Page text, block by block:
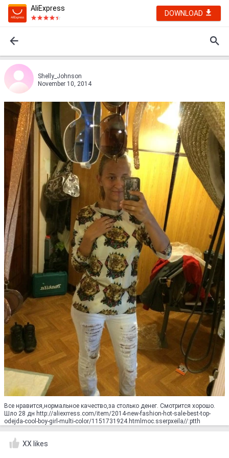
AliExpress
DOWNLOAD
Shelly_Johnson
November 10, 2014
Все нравится,нормальное качество,за столько денег. Смотрится хорошо.
Шло 28 дн http://aliexrress.com/item/2014-new-fashion-hot-sale-best-top-
odejda-cool-boy-girl-multi-color/1151731924.html‮http://aliexpress.com
XX likes